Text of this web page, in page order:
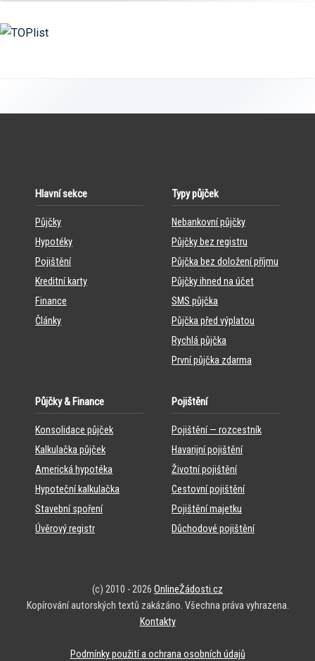
Hlavní sekce
Půjčky
Hypotéky
Pojištění
Kreditní karty
Finance
Články
Typy půjček
Nebankovní půjčky
Půjčky bez registru
Půjčka bez doložení příjmu
Půjčky ihned na účet
SMS půjčka
Půjčka před výplatou
Rychlá půjčka
První půjčka zdarma
Půjčky & Finance
Konsolidace půjček
Kalkulačka půjček
Americká hypotéka
Hypoteční kalkulačka
Stavební spoření
Úvěrový registr
Pojištění
Pojištění — rozcestník
Havarijní pojištění
Životní pojištění
Cestovní pojištění
Pojištění majetku
Důchodové pojištění
(c) 2010 - 2026 OnlineŽádosti.cz
Kopírování autorských textů zakázáno. Všechna práva vyhrazena.
Kontakty
Podmínky použití a ochrana osobních údajů